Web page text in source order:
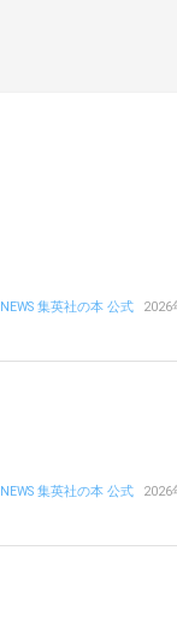
NEWS 集英社の本 公式 2026
NEWS 集英社の本 公式 2026